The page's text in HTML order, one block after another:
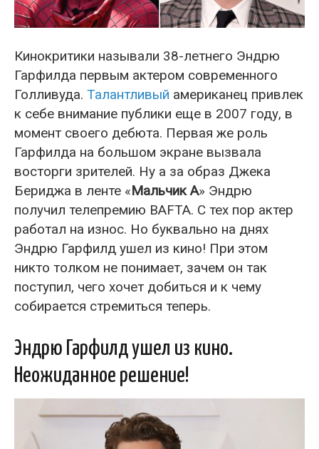
Кинокритики называли 38-летнего Эндрю
Гарфилда первым актером современного
Голливуда. Талантливый американец привлек
к себе внимание публики еще в 2007 году, в
момент своего дебюта. Первая же роль
Гарфилда на большом экране вызвала
восторги зрителей. Ну а за образ Джека
Бериджа в ленте «Мальчик А» Эндрю
получил телепремию BAFTA. С тех пор актер
работал на износ. Но буквально на днях
Эндрю Гарфилд ушел из кино! При этом
никто толком не понимает, зачем он так
поступил, чего хочет добиться и к чему
собирается стремиться теперь.
Эндрю Гарфилд ушел из кино.
Неожиданное решение!